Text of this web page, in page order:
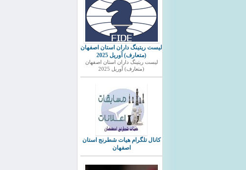
ليست ريتينگ داران استان اصفهان
(متعارف) آوریل 2025
ليست ريتينگ داران استان اصفهان
(متعارف) آوریل 2025
کانال تلگرام هیات شطرنج استان
اصفهان